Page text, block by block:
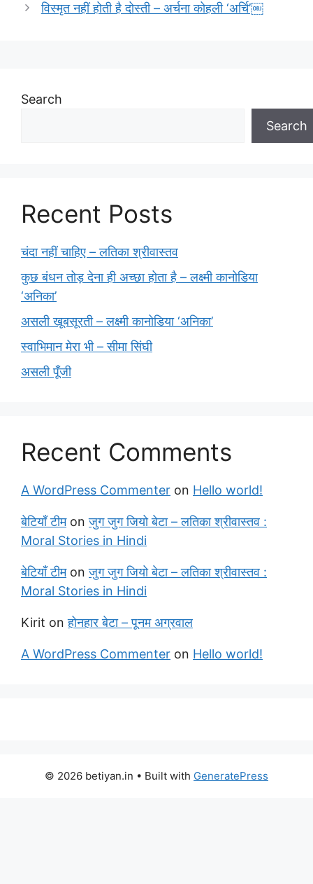
विस्मृत नहीं होती है दोस्ती – अर्चना कोहली ‘अर्चि’￼
Search
Search
Recent Posts
चंदा नहीं चाहिए – लतिका श्रीवास्तव
कुछ बंधन तोड़ देना ही अच्छा होता है – लक्ष्मी कानोडिया
‘अनिका’
असली खूबसूरती – लक्ष्मी कानोडिया ‘अनिका’
स्वाभिमान मेरा भी – सीमा सिंघी
असली पूँजी
Recent Comments
A WordPress Commenter on Hello world!
बेटियाँ टीमonजुग जुग जियो बेटा – लतिका श्रीवास्तव :
Moral Stories in Hindi
बेटियाँ टीमonजुग जुग जियो बेटा – लतिका श्रीवास्तव :
Moral Stories in Hindi
Kirit onहोनहार बेटा – पूनम अग्रवाल
A WordPress Commenter on Hello world!
© 2026 betiyan.in • Built with GeneratePress